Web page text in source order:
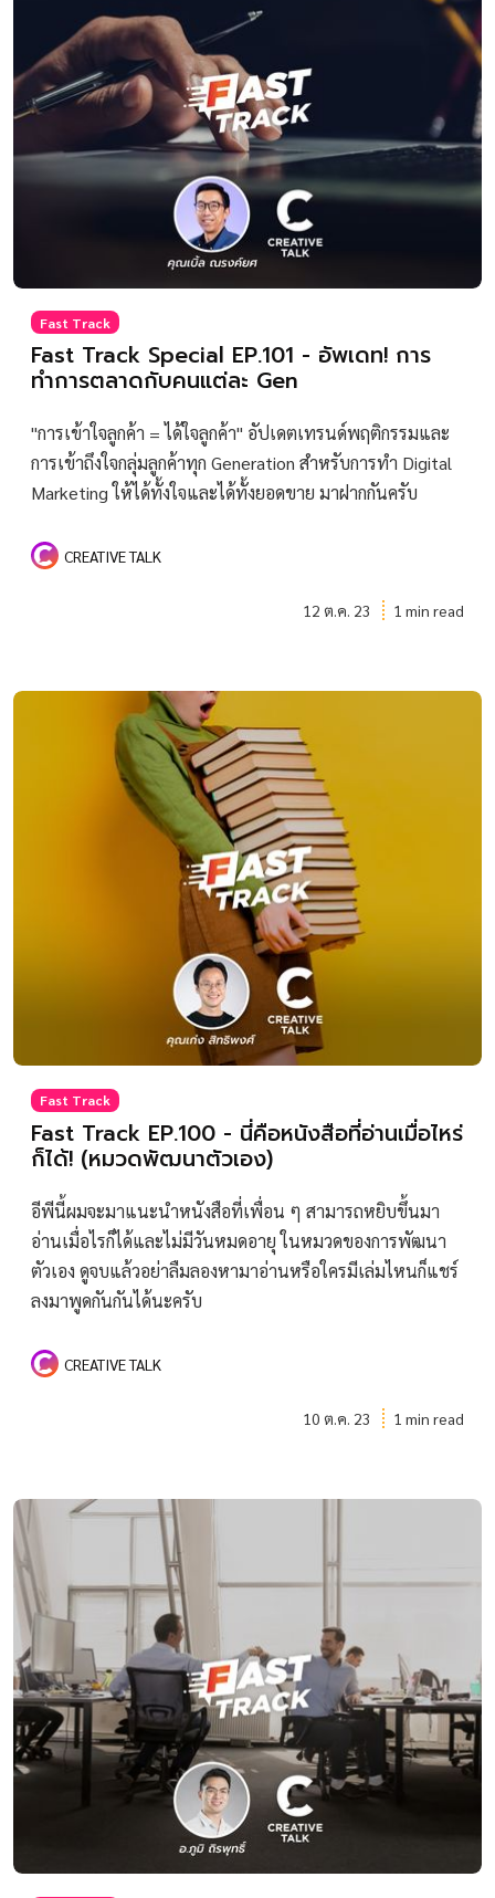
Fast Track
Fast Track Special EP.101 - อัพเดท! การ
ทำการตลาดกับคนแต่ละ Gen
"การเข้าใจลูกค้า = ได้ใจลูกค้า" อัปเดตเทรนด์พฤติกรรมและ
การเข้าถึงใจกลุ่มลูกค้าทุก Generation สำหรับการทำ Digital
Marketing ให้ได้ทั้งใจและได้ทั้งยอดขาย มาฝากกันครับ
CREATIVE TALK
12 ต.ค. 23 1 min read
Fast Track
Fast Track EP.100 - นี่คือหนังสือที่อ่านเมื่อไหร่
ก็ได้! (หมวดพัฒนาตัวเอง)
อีพีนี้ผมจะมาแนะนำหนังสือที่เพื่อน ๆ สามารถหยิบขึ้นมา
อ่านเมื่อไรก็ได้และไม่มีวันหมดอายุ ในหมวดของการพัฒนา
ตัวเอง ดูจบแล้วอย่าลืมลองหามาอ่านหรือใครมีเล่มไหนก็แชร์
ลงมาพูดกันกันได้นะครับ
CREATIVE TALK
10 ต.ค. 23 1 min read